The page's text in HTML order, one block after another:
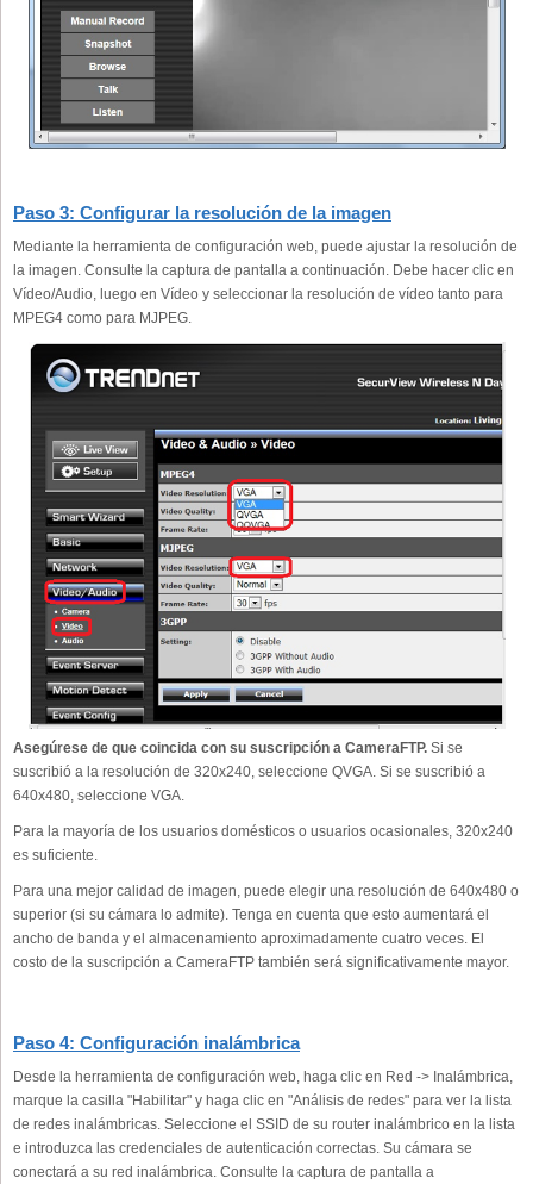
Paso 3: Configurar la resolución de la imagen
Mediante la herramienta de configuración web, puede ajustar la resolución de
la imagen. Consulte la captura de pantalla a continuación. Debe hacer clic en
Vídeo/Audio, luego en Vídeo y seleccionar la resolución de vídeo tanto para
MPEG4 como para MJPEG.
Asegúrese de que coincida con su suscripción a CameraFTP. Si se
suscribió a la resolución de 320x240, seleccione QVGA. Si se suscribió a
640x480, seleccione VGA.
Para la mayoría de los usuarios domésticos o usuarios ocasionales, 320x240
es suficiente.
Para una mejor calidad de imagen, puede elegir una resolución de 640x480 o
superior (si su cámara lo admite). Tenga en cuenta que esto aumentará el
ancho de banda y el almacenamiento aproximadamente cuatro veces. El
costo de la suscripción a CameraFTP también será significativamente mayor.
Paso 4: Configuración inalámbrica
Desde la herramienta de configuración web, haga clic en Red -> Inalámbrica,
marque la casilla "Habilitar" y haga clic en "Análisis de redes" para ver la lista
de redes inalámbricas. Seleccione el SSID de su router inalámbrico en la lista
e introduzca las credenciales de autenticación correctas. Su cámara se
conectará a su red inalámbrica. Consulte la captura de pantalla a